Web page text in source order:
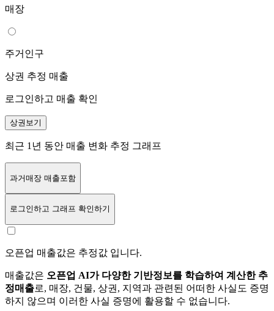
매장
주거인구
상권 추정 매출
로그인하고 매출 확인
상권보기
최근 1년 동안 매출 변화 추정 그래프
과거매장 매출포함
로그인하고 그래프 확인하기
오픈업 매출값은 추정값 입니다.
매출값은 오픈업 AI가 다양한 기반정보를 학습하여 계산한 추
정매출로, 매장, 건물, 상권, 지역과 관련된 어떠한 사실도 증명
하지 않으며 이러한 사실 증명에 활용할 수 없습니다.